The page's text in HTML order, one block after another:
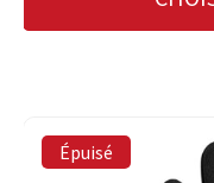
Épuisé